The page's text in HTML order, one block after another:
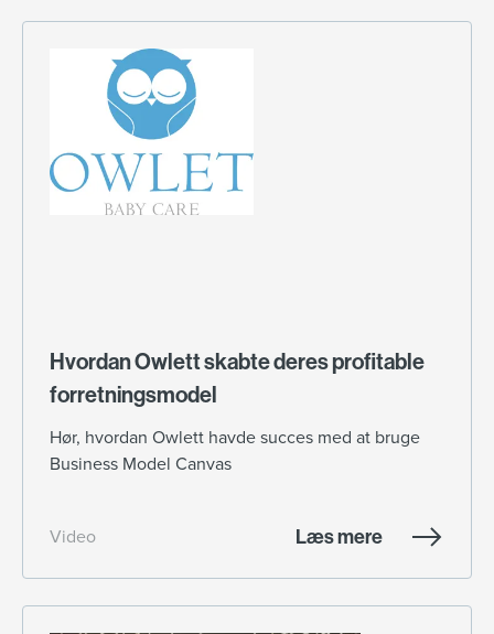
Hvordan Owlett skabte deres profitable
forretningsmodel
Hør, hvordan Owlett havde succes med at bruge
Business Model Canvas
Video Læs mere